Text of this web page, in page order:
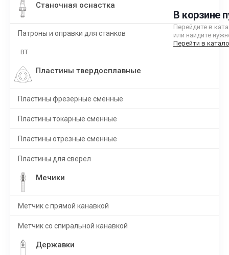
В корзине
Перейдите в
или найдите
Перейти в
Станочная оснастка
Патроны и оправки для станков
BT
Пластины твердосплавные
Пластины фрезерные сменные
Пластины токарные сменные
Пластины отрезные сменные
Пластины для сверел
Мечики
Метчик с прямой канавкой
Метчик со спиральной канавкой
Державки